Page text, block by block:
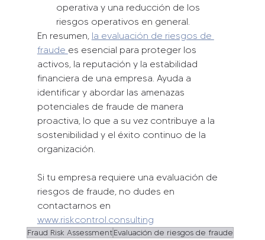
operativa y una reducción de los
riesgos operativos en general.
En resumen, la evaluación de riesgos de
fraude es esencial para proteger los
activos, la reputación y la estabilidad
financiera de una empresa. Ayuda a
identificar y abordar las amenazas
potenciales de fraude de manera
proactiva, lo que a su vez contribuye a la
sostenibilidad y el éxito continuo de la
organización.
Si tu empresa requiere una evaluación de
riesgos de fraude, no dudes en
contactarnos en
www.riskcontrol.consulting
Fraud Risk AssessmentEvaluación de riesgos de fraude